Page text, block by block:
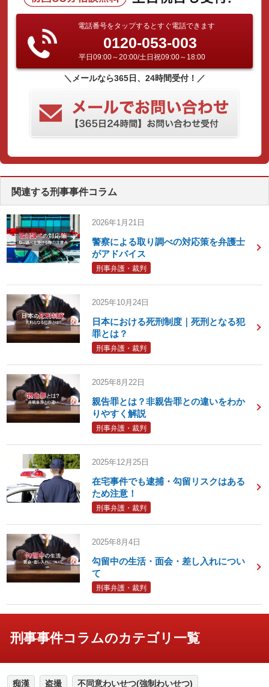
電話番号をタップするとすぐ電話できます
0120-053-003
平日09:00～20:00/土日祝09:00～18:00
＼メールなら365日、24時間受付！／
関連する刑事事件コラム
2026年1月21日
警察による取り調べの対応策を弁護士
がアドバイス
刑事弁護・裁判
2025年10月24日
日本における死刑制度｜死刑となる犯
罪とは？
刑事弁護・裁判
2025年8月22日
親告罪とは？非親告罪との違いをわか
りやすく解説
刑事弁護・裁判
2025年12月25日
在宅事件でも逮捕・勾留リスクはある
ため注意！
刑事弁護・裁判
2025年8月4日
勾留中の生活・面会・差し入れについ
て
刑事弁護・裁判
刑事事件コラムのカテゴリ一覧
痴漢 盗撮 不同意わいせつ(強制わいせつ)